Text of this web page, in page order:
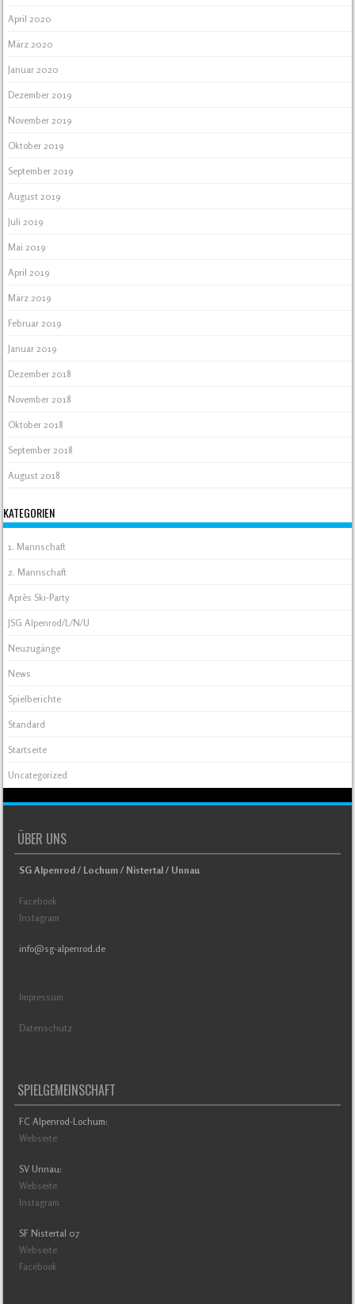
April 2020
März 2020
Januar 2020
Dezember 2019
November 2019
Oktober 2019
September 2019
August 2019
Juli 2019
Mai 2019
April 2019
März 2019
Februar 2019
Januar 2019
Dezember 2018
November 2018
Oktober 2018
September 2018
August 2018
KATEGORIEN
1. Mannschaft
2. Mannschaft
Après Ski-Party
JSG Alpenrod/L/N/U
Neuzugänge
News
Spielberichte
Standard
Startseite
Uncategorized
ÜBER UNS
SG Alpenrod / Lochum / Nistertal / Unnau
Facebook
Instagram
info@sg-alpenrod.de
Impressum
Datenschutz
SPIELGEMEINSCHAFT
FC Alpenrod-Lochum:
Webseite
SV Unnau:
Webseite
Instagram
SF Nistertal 07
Webseite
Facebook